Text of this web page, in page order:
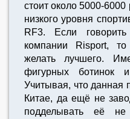
стоит около 5000-
низкого уровня
RF3. Если
компании Risport,
желать лучшего.
фигурных ботинок
Учитывая, что данная
Китае, да ещё не
подделывать её